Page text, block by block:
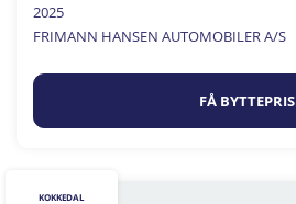
2025
FRIMANN HANSEN AUTOMOBILER A/S
FÅ BYTTEPRIS
KOKKEDAL